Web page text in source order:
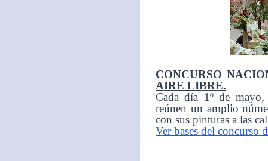
CONCURSO
AIRE LIBRE.
Cada día 1º de mayo,
reúnen un amplio
con sus pinturas a las
Ver bases del concurso